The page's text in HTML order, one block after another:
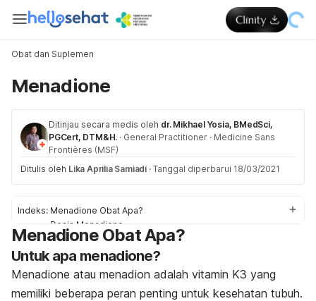
Obat dan Suplemen
Menadione
Ditinjau secara medis oleh dr. Mikhael Yosia, BMedSci,
PGCert, DTM&H. · General Practitioner · Medicine Sans
Frontières (MSF)
Ditulis oleh Lika Aprilia Samiadi · Tanggal diperbarui 18/03/2021
Indeks: Menadione Obat Apa?
Dosis Menadione
Efek samping Menadione
Peringatan dan Perhatian Obat Menadione
Interaksi Obat Menadione
Overdosis Menadione
Menadione Obat Apa?
Untuk apa menadione?
Menadione atau menadion adalah vitamin K3 yang
memiliki beberapa peran penting untuk kesehatan tubuh.